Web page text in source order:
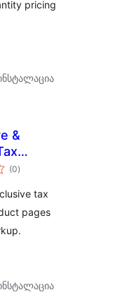
pricing
&
(0საერთო
რეიტინგი
)
tax
pages